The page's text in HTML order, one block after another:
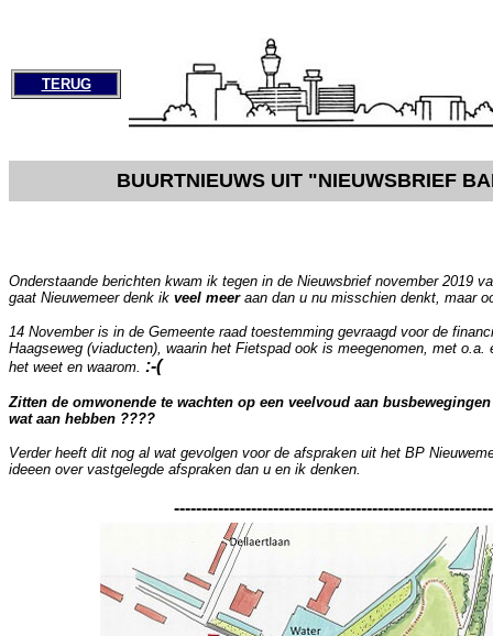
TERUG
BUURTNIEUWS UIT "NIEUWSBRIEF
Onderstaande berichten kwam ik tegen in de Nieuwsbrief november 2019
gaat Nieuwemeer denk ik veel meeraan dan u nu misschien denkt, maar
14 November is in de Gemeente raad toestemming gevraagd voor de
Haagseweg (viaducten), waarin het Fietspad ook is meegenomen, met
het weet en waarom. :-(
Zitten de omwonende te wachten op een veelvoud aan
wat aan hebben ????
Verder heeft dit nog al wat gevolgen voor de afspraken uit het BP
ideeen over vastgelegde afspraken dan u en ik denken.